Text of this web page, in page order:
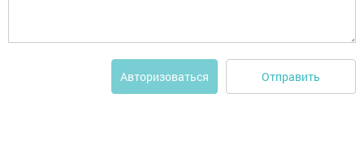
Авторизоваться Отправить